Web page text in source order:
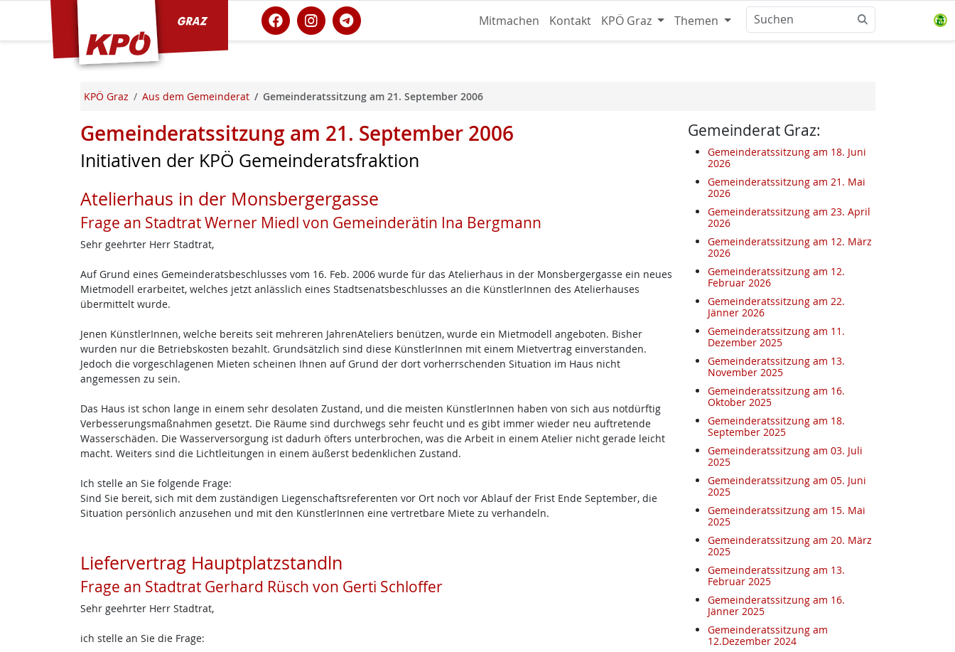
Mitmachen Kontakt KPÖ Graz Themen
KPÖ Graz Aus dem Gemeinderat Gemeinderatssitzung am 21. September 2006
Gemeinderatssitzung am 21. September 2006
Initiativen der KPÖ Gemeinderatsfraktion
Atelierhaus in der Monsbergergasse
Frage an Stadtrat Werner Miedl von Gemeinderätin Ina Bergmann
Sehr geehrter Herr Stadtrat,
Auf Grund eines Gemeinderatsbeschlusses vom 16. Feb. 2006 wurde für das Atelierhaus in der Monsbergergasse ein neues
Mietmodell erarbeitet, welches jetzt anlässlich eines Stadtsenatsbeschlusses an die KünstlerInnen des Atelierhauses
übermittelt wurde.
Jenen KünstlerInnen, welche bereits seit mehreren JahrenAteliers benützen, wurde ein Mietmodell angeboten. Bisher
wurden nur die Betriebskosten bezahlt. Grundsätzlich sind diese KünstlerInnen mit einem Mietvertrag einverstanden.
Jedoch die vorgeschlagenen Mieten scheinen Ihnen auf Grund der dort vorherrschenden Situation im Haus nicht
angemessen zu sein.
Das Haus ist schon lange in einem sehr desolaten Zustand, und die meisten KünstlerInnen haben von sich aus notdürftig
Verbesserungsmaßnahmen gesetzt. Die Räume sind durchwegs sehr feucht und es gibt immer wieder neu auftretende
Wasserschäden. Die Wasserversorgung ist dadurh öfters unterbrochen, was die Arbeit in einem Atelier nicht gerade leicht
macht. Weiters sind die Lichtleitungen in einem äußerst bedenklichen Zustand.
Ich stelle an Sie folgende Frage:
Sind Sie bereit, sich mit dem zuständigen Liegenschaftsreferenten vor Ort noch vor Ablauf der Frist Ende September, die
Situation persönlich anzusehen und mit den KünstlerInnen eine vertretbare Miete zu verhandeln.
Liefervertrag Hauptplatzstandln
Frage an Stadtrat Gerhard Rüsch von Gerti Schloffer
Sehr geehrter Herr Stadtrat,
ich stelle an Sie die Frage:
Gemeinderat Graz:
Gemeinderatssitzung am 18. Juni
2026
Gemeinderatssitzung am 21. Mai
2026
Gemeinderatssitzung am 23. April
2026
Gemeinderatssitzung am 12. März
2026
Gemeinderatssitzung am 12.
Februar 2026
Gemeinderatssitzung am 22.
Jänner 2026
Gemeinderatssitzung am 11.
Dezember 2025
Gemeinderatssitzung am 13.
November 2025
Gemeinderatssitzung am 16.
Oktober 2025
Gemeinderatssitzung am 18.
September 2025
Gemeinderatssitzung am 03. Juli
2025
Gemeinderatssitzung am 05. Juni
2025
Gemeinderatssitzung am 15. Mai
2025
Gemeinderatssitzung am 20. März
2025
Gemeinderatssitzung am 13.
Februar 2025
Gemeinderatssitzung am 16.
Jänner 2025
Gemeinderatssitzung am
12.Dezember 2024